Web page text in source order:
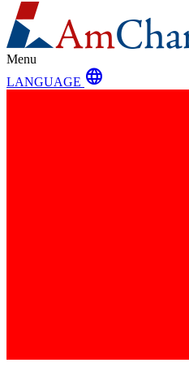
Menu
LANGUAGE language